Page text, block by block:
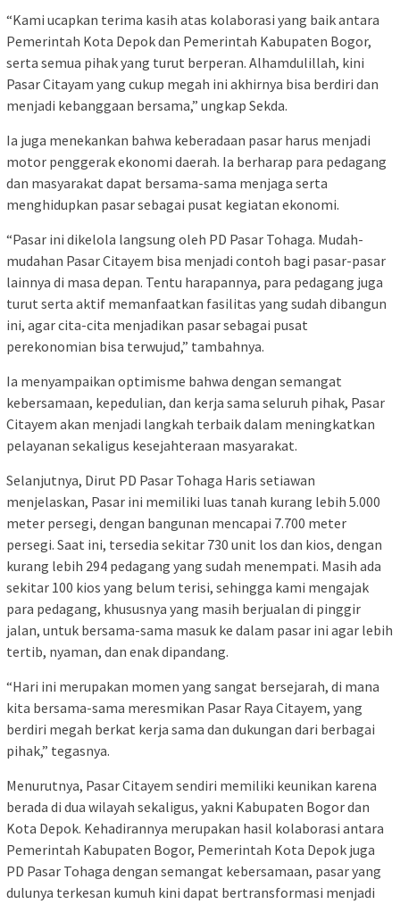
“Kami ucapkan terima kasih atas kolaborasi yang baik antara
Pemerintah Kota Depok dan Pemerintah Kabupaten Bogor,
serta semua pihak yang turut berperan. Alhamdulillah, kini
Pasar Citayam yang cukup megah ini akhirnya bisa berdiri dan
menjadi kebanggaan bersama,” ungkap Sekda.
Ia juga menekankan bahwa keberadaan pasar harus menjadi
motor penggerak ekonomi daerah. Ia berharap para pedagang
dan masyarakat dapat bersama-sama menjaga serta
menghidupkan pasar sebagai pusat kegiatan ekonomi.
“Pasar ini dikelola langsung oleh PD Pasar Tohaga. Mudah-
mudahan Pasar Citayem bisa menjadi contoh bagi pasar-pasar
lainnya di masa depan. Tentu harapannya, para pedagang juga
turut serta aktif memanfaatkan fasilitas yang sudah dibangun
ini, agar cita-cita menjadikan pasar sebagai pusat
perekonomian bisa terwujud,” tambahnya.
Ia menyampaikan optimisme bahwa dengan semangat
kebersamaan, kepedulian, dan kerja sama seluruh pihak, Pasar
Citayem akan menjadi langkah terbaik dalam meningkatkan
pelayanan sekaligus kesejahteraan masyarakat.
Selanjutnya, Dirut PD Pasar Tohaga Haris setiawan
menjelaskan, Pasar ini memiliki luas tanah kurang lebih 5.000
meter persegi, dengan bangunan mencapai 7.700 meter
persegi. Saat ini, tersedia sekitar 730 unit los dan kios, dengan
kurang lebih 294 pedagang yang sudah menempati. Masih ada
sekitar 100 kios yang belum terisi, sehingga kami mengajak
para pedagang, khususnya yang masih berjualan di pinggir
jalan, untuk bersama-sama masuk ke dalam pasar ini agar lebih
tertib, nyaman, dan enak dipandang.
“Hari ini merupakan momen yang sangat bersejarah, di mana
kita bersama-sama meresmikan Pasar Raya Citayem, yang
berdiri megah berkat kerja sama dan dukungan dari berbagai
pihak,” tegasnya.
Menurutnya, Pasar Citayem sendiri memiliki keunikan karena
berada di dua wilayah sekaligus, yakni Kabupaten Bogor dan
Kota Depok. Kehadirannya merupakan hasil kolaborasi antara
Pemerintah Kabupaten Bogor, Pemerintah Kota Depok juga
PD Pasar Tohaga dengan semangat kebersamaan, pasar yang
dulunya terkesan kumuh kini dapat bertransformasi menjadi